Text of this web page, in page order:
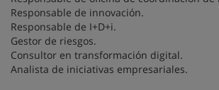
Responsable de innovación.
Responsable de I+D+i.
Gestor de riesgos.
Consultor en transformación digital.
Analista de iniciativas empresariales.